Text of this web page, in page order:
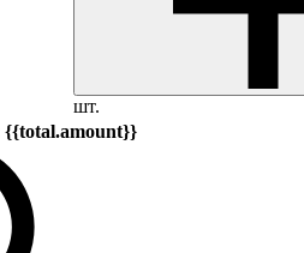
шт.
{{total.amount}}